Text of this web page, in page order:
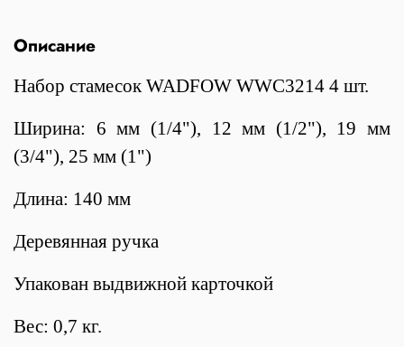
Описание
Набор стамесок WADFOW WWC3214 4 шт.
Ширина: 6 мм (1/4"), 12 мм (1/2"), 19 мм
(3/4"), 25 мм (1")
Длина: 140 мм
Деревянная ручка
Упакован выдвижной карточкой
Вес: 0,7 кг.